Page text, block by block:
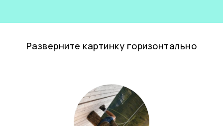
Разверните картинку горизонтально